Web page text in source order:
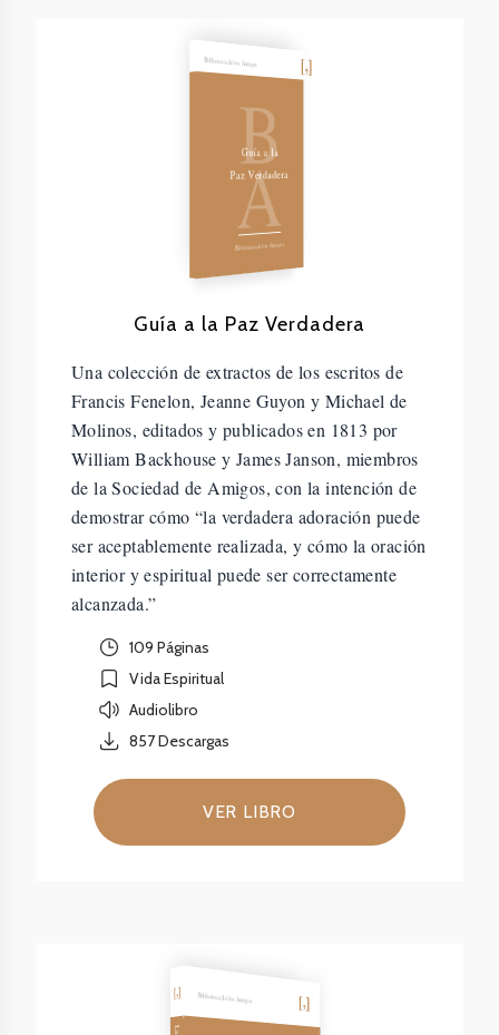
Biblioteca de los Amigos
B
A
Guía a la
Paz Verdadera
Biblioteca de los Amigos
Guía a la Paz Verdadera
Una colección de extractos de los escritos de
Francis Fenelon, Jeanne Guyon y Michael de
Molinos, editados y publicados en 1813 por
William Backhouse y James Janson, miembros
de la Sociedad de Amigos, con la intención de
demostrar cómo “la verdadera adoración puede
ser aceptablemente realizada, y cómo la oración
interior y espiritual puede ser correctamente
alcanzada.”
109 Páginas
Vida Espiritual
Audiolibro
857Descargas
VER LIBRO
Biblioteca de los Amigos